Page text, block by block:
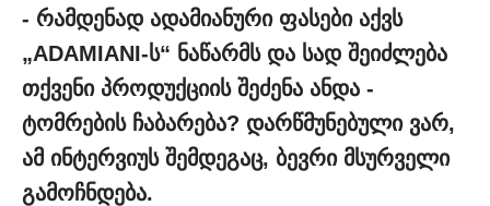
- რამდენად ადამიანური ფასები აქვს
„ADAMIANI-ს“ ნაწარმს და სად შეიძლება
თქვენი პროდუქციის შეძენა ანდა -
ტომრების ჩაბარება? დარწმუნებული ვარ,
ამ ინტერვიუს შემდეგაც, ბევრი მსურველი
გამოჩნდება.